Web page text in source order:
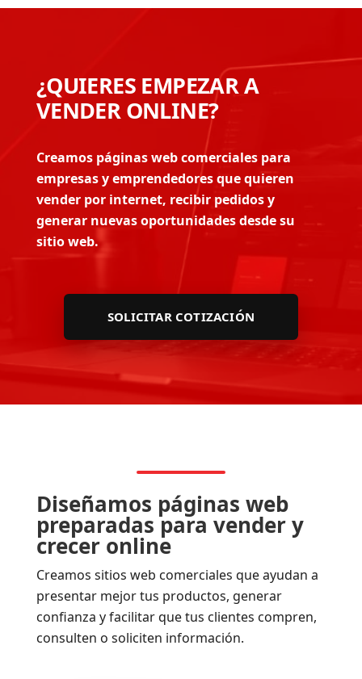
¿QUIERES EMPEZAR A
VENDER ONLINE?
Creamos páginas web comerciales para
empresas y emprendedores que quieren
vender por internet, recibir pedidos y
generar nuevas oportunidades desde su
sitio web.
SOLICITAR COTIZACIÓN
Diseñamos páginas web
preparadas para vender y
crecer online
Creamos sitios web comerciales que ayudan a
presentar mejor tus productos, generar
confianza y facilitar que tus clientes compren,
consulten o soliciten información.